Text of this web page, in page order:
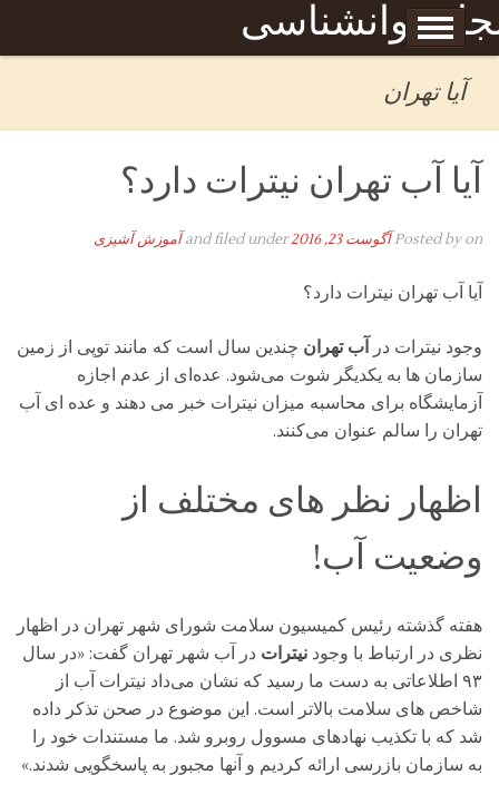
روانشناسی
Skip to content
برگه نمونه
آیا تهران
آیا آب تهران نیترات دارد؟
Posted byon آگوست 23, 2016 and filed under آموزش آشپزی
آیا آب تهران نیترات دارد؟
وجود نیترات در آب تهران چندین سال است که مانند توپی از زمین
سازمان ها به یکدیگر شوت می‌شود. عده‌ای از عدم اجازه
آزمایشگاه برای محاسبه میزان نیترات خبر می دهند و عده ای آب
تهران را سالم عنوان می‌کنند.
اظهار نظر های مختلف از
وضعیت آب!
هفته گذشته رئیس کمیسیون سلامت شورای شهر تهران در اظهار
نظری در ارتباط با وجود نیترات در آب شهر تهران گفت: «در سال
۹۳ اطلاعاتی به دست ما رسید که نشان می‌داد نیترات آب از
شاخص ‌های سلامت بالاتر است. این موضوع در صحن تذکر داده
شد که با تکذیب نهادهای مسوول روبرو شد. ما مستندات خود را
به سازمان بازرسی ارائه کردیم و آنها مجبور به پاسخگویی شدند.»